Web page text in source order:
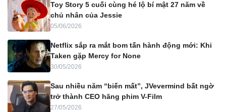
Toy Story 5 cuối cùng hé lộ bí mật 27 năm về
chủ nhân của Jessie
05/06/2026
Netflix sắp ra mắt bom tấn hành động mới: Khi
Taken gặp Mercy for None
30/05/2026
Sau nhiều năm “biến mất”, JVevermind bất ngờ
trở thành CEO hãng phim V-Film
27/05/2026